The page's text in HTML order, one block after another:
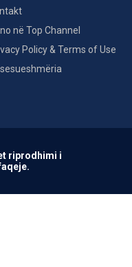
në Top Channel
Policy & Terms of Use
riprodhimi i